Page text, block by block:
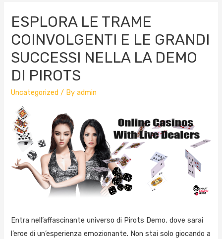
ESPLORA LE TRAME
COINVOLGENTI E LE GRANDI
SUCCESSI NELLA LA DEMO
DI PIROTS
Uncategorized / Byadmin
Entra nell’affascinante universo di Pirots Demo, dove sarai
l’eroe di un’esperienza emozionante. Non stai solo giocando a